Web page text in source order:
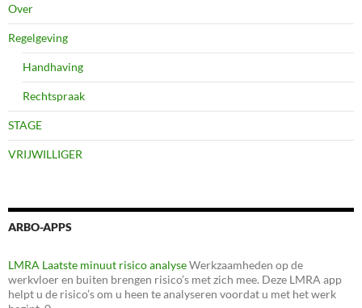
Over
Regelgeving
Handhaving
Rechtspraak
STAGE
VRIJWILLIGER
ARBO-APPS
LMRA Laatste minuut risico analyseWerkzaamheden op de
werkvloer en buiten brengen risico’s met zich mee. Deze LMRA app
helpt u de risico’s om u heen te analyseren voordat u met het werk